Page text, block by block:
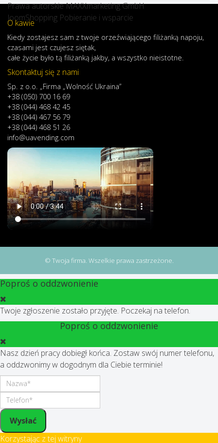
Prawa autorskie MAXXmarketing GmbH
JoomShopping Pobieranie i wsparcie
O kawie
Kiedy zostajesz sam z twoje orzeźwiającego filiżanką napoju,
czasami jest czujesz siętak,
całe życie było tą filiżanką jakby, a wszystko nieistotne.
Skontaktuj się z nami
Sp. z o.o. „Firma „Wolność Ukraina”
+38 (050) 700 16 69
+38 (044) 468 42 45
+38 (044) 467 56 79
+38 (044) 468 51 26
info@uavending.com
© Twoja firma. Wszelkie prawa zastrzeżone.
Poproś o oddzwonienie
Twoje zgłoszenie zostało przyjęte. Poczekaj na telefon.
Poproś o oddzwonienie
Nasz dzień pracy dobiegł końca. Zostaw swój numer telefonu,
a oddzwonimy w dogodnym dla Ciebie terminie!
Wysłać
Korzystając z tej witryny